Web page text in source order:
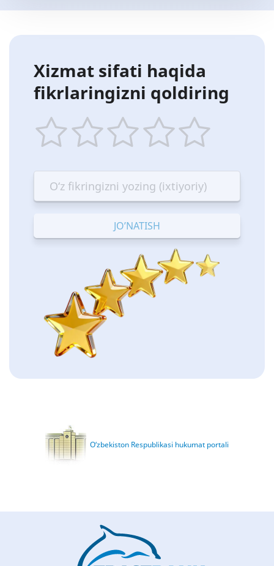
Xizmat sifati haqida
fikrlaringizni qoldiring
star
Terrible
stars
—
Bad
stars
—
OK
stars
—
Good
stars
—
Excellent
O‘zbekiston Respublikasi hukumat portali